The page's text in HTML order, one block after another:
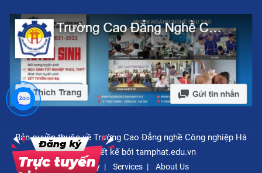
Bản quyền thuộc về Trường Cao Đẳng nghề Công nghiệp Hà
Nội - Thiết kế bởi tamphat.edu.vn
Privacy Services About Us